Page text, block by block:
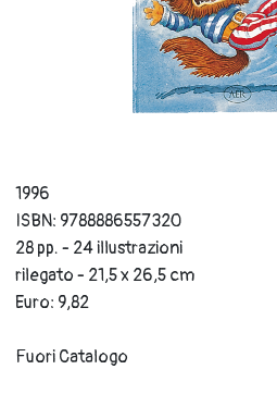
1996
ISBN: 9788886557320
28 pp. - 24 illustrazioni
rilegato - 21,5 x 26,5 cm
Euro: 9,82
Fuori Catalogo